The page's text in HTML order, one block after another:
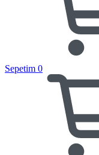
Sepetim 0